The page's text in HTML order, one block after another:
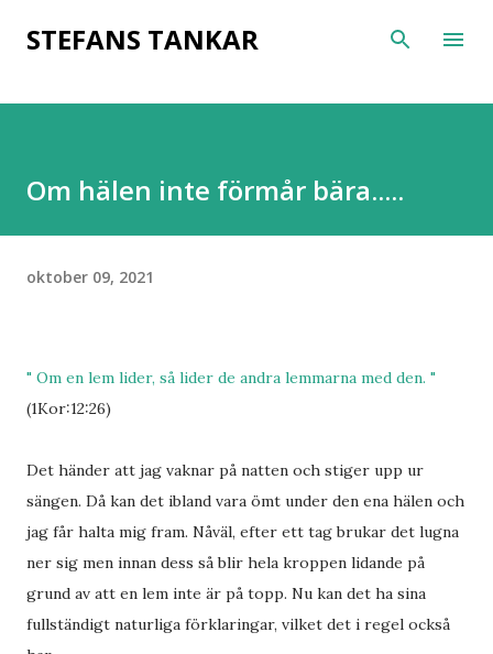
Fortsätt till huvudinnehåll
STEFANS TANKAR
Om hälen inte förmår bära.....
oktober 09, 2021
" Om en lem lider, så lider de andra lemmarna med den. "
(1Kor:12:26)
Det händer att jag vaknar på natten och stiger upp ur
sängen. Då kan det ibland vara ömt under den ena hälen och
jag får halta mig fram. Nåväl, efter ett tag brukar det lugna
ner sig men innan dess så blir hela kroppen lidande på
grund av att en lem inte är på topp. Nu kan det ha sina
fullständigt naturliga förklaringar, vilket det i regel också